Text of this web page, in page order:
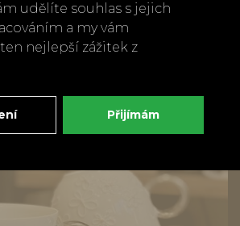
hrnek na espresso, Radka
různé motivy
590 Kč
udělíte souhlas s jejich
a my vám
nejlepší zážitek z
Přijímám